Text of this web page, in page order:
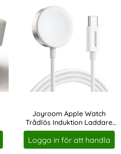
Joyroom Apple Watch
Trådlös Induktion Laddare
1.2m USB-C Vit
Art. nr 207922
Logga in för att handla